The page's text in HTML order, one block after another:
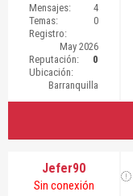
Mensajes:
4
Temas:
0
Registro:
May 2026
Reputación:
0
Ubicación:
Barranquilla
Jefer90
Sin conexión